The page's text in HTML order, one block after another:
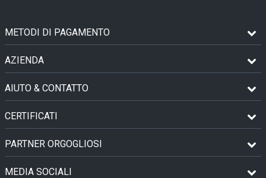
METODI DI PAGAMENTO
AZIENDA
AIUTO & CONTATTO
CERTIFICATI
PARTNER ORGOGLIOSI
MEDIA SOCIALI